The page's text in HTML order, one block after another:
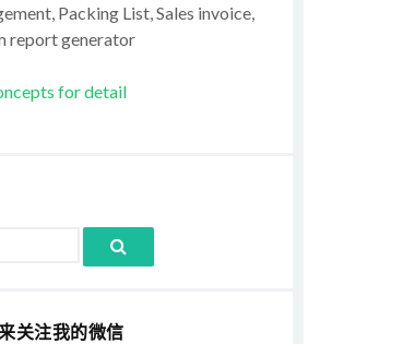
Packing List, Sales invoice,
report generator
for detail
关注我的微信